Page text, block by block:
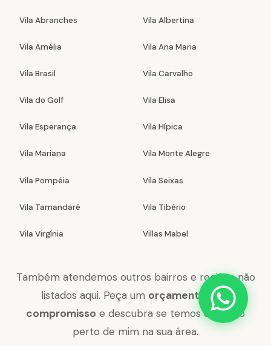
Vila Abranches Vila Albertina
Vila Amélia Vila Ana Maria
Vila Brasil Vila Carvalho
Vila do Golf Vila Elisa
Vila Esperança Vila Hípica
Vila Mariana Vila Monte Alegre
Vila Pompéia Vila Seixas
Vila Tamandaré Vila Tibério
Vila Virgínia Villas Mabel
Também atendemos outros bairros e regiões não
listados aqui. Peça um orçamento sem
compromisso e descubra se temos chaveiro
perto de mim na sua área.